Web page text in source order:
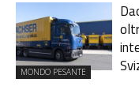
MONDO PESANTE